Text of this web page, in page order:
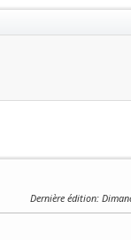
Dernière édition: